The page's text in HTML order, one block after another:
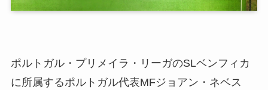
ポルトガル・プリメイラ・リーガのSLベンフィカ
に所属するポルトガル代表MFジョアン・ネベス